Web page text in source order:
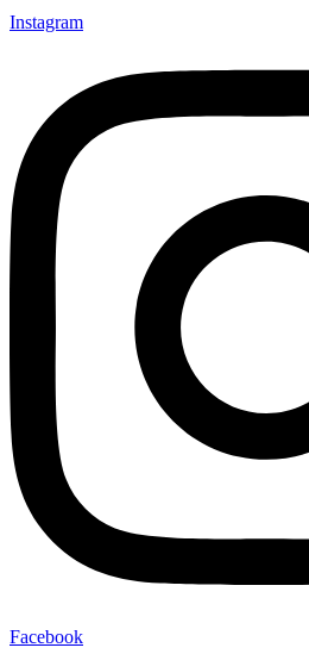
Instagram
Facebook